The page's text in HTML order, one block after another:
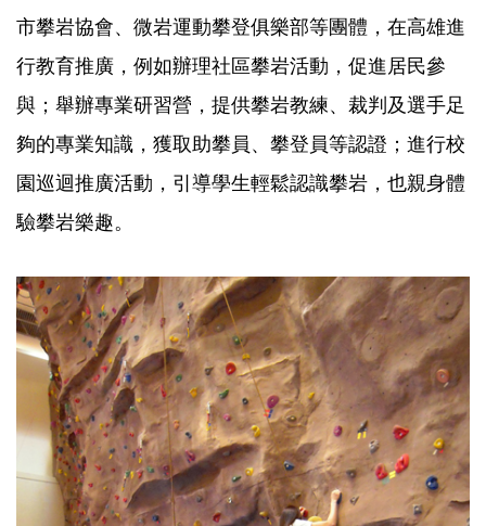
市攀岩協會、微岩運動攀登俱樂部等團體，在高雄進
行教育推廣，例如辦理社區攀岩活動，促進居民參
與；舉辦專業研習營，提供攀岩教練、裁判及選手足
夠的專業知識，獲取助攀員、攀登員等認證；進行校
園巡迴推廣活動，引導學生輕鬆認識攀岩，也親身體
驗攀岩樂趣。